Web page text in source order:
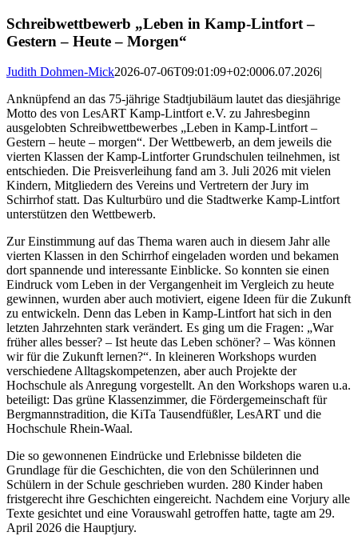
Schreibwettbewerb „Leben in Kamp-Lintfort –
Gestern – Heute – Morgen“
Judith Dohmen-Mick2026-07-06T09:01:09+02:0006.07.2026|
Anknüpfend an das 75-jährige Stadtjubiläum lautet das diesjährige
Motto des von LesART Kamp-Lintfort e.V. zu Jahresbeginn
ausgelobten Schreibwettbewerbes „Leben in Kamp-Lintfort –
Gestern – heute – morgen“. Der Wettbewerb, an dem jeweils die
vierten Klassen der Kamp-Lintforter Grundschulen teilnehmen, ist
entschieden. Die Preisverleihung fand am 3. Juli 2026 mit vielen
Kindern, Mitgliedern des Vereins und Vertretern der Jury im
Schirrhof statt. Das Kulturbüro und die Stadtwerke Kamp-Lintfort
unterstützen den Wettbewerb.
Zur Einstimmung auf das Thema waren auch in diesem Jahr alle
vierten Klassen in den Schirrhof eingeladen worden und bekamen
dort spannende und interessante Einblicke. So konnten sie einen
Eindruck vom Leben in der Vergangenheit im Vergleich zu heute
gewinnen, wurden aber auch motiviert, eigene Ideen für die Zukunft
zu entwickeln. Denn das Leben in Kamp-Lintfort hat sich in den
letzten Jahrzehnten stark verändert. Es ging um die Fragen: „War
früher alles besser? – Ist heute das Leben schöner? – Was können
wir für die Zukunft lernen?“. In kleineren Workshops wurden
verschiedene Alltagskompetenzen, aber auch Projekte der
Hochschule als Anregung vorgestellt. An den Workshops waren u.a.
beteiligt: Das grüne Klassenzimmer, die Fördergemeinschaft für
Bergmannstradition, die KiTa Tausendfüßler, LesART und die
Hochschule Rhein-Waal.
Die so gewonnenen Eindrücke und Erlebnisse bildeten die
Grundlage für die Geschichten, die von den Schülerinnen und
Schülern in der Schule geschrieben wurden. 280 Kinder haben
fristgerecht ihre Geschichten eingereicht. Nachdem eine Vorjury alle
Texte gesichtet und eine Vorauswahl getroffen hatte, tagte am 29.
April 2026 die Hauptjury.